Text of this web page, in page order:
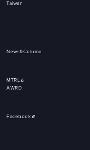
Taiwan
News&Column
MTRL
AWRD
Facebook